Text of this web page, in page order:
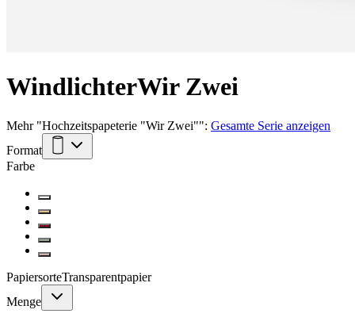
WindlichterWir Zwei
Mehr"Hochzeitspapeterie "Wir Zwei"": Gesamte Serie anzeigen
Format
Farbe
PapiersorteTransparentpapier
Menge